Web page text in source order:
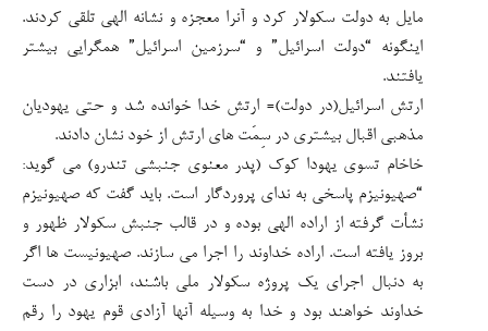
مایل به دولت سکولار کرد و آنرا معجزه و نشانه الهی تلقی کردند.
اینگونه “دولت اسرائیل” و “سرزمین اسرائیل” همگرایی بیشتر
یافتند.
ارتش اسرائیل(در دولت)= ارتش خدا خوانده شد و حتی یهودیان
مذهبی اقبال بیشتری در سِمَت های ارتش از خود نشان دادند.
خاخام تسوی یهودا کوک (پدر معنوی جنبشی تندرو) می گوید:
“صهیونیزم پاسخی به ندای پروردگار است. باید گفت که صهیونیزم
نشأت گرفته از اراده الهی بوده و در قالب جنبش سکولار ظهور و
بروز یافته است. اراده خداوند را اجرا می سازند. صهیونیست ها اگر
به دنبال اجرای یک پروژه سکولار ملی باشند، ابزاری در دست
خداوند خواهند بود و خدا به وسیله آنها آزادی قوم یهود را رقم